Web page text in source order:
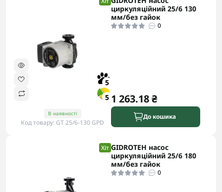
5
5
В наявності
Код товару: GT 25/6-130 GPD
циркуляційний 25/6 130
мм/без гайок
0
1 263.18 ₴
До кошика
Хіт GIDROTEH насос
циркуляційний 25/6 180
мм/без гайок
0